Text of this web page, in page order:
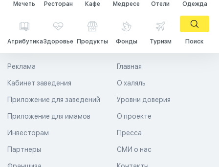
Мечеть Ресторан Кафе Медресе Отели Одежда
АтрибутикаЗдоровье Продукты Фонды Туризм Поиск
Главная
О халяль
Уровни доверия
Реклама
Кабинет заведения
Приложение для заведений
Приложение для имамов О проекте
Пресса
СМИ о нас
Инвесторам
Партнеры